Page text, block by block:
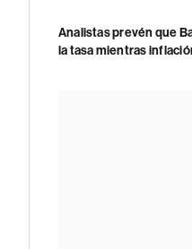
Analistas prevén que
la tasa mientras